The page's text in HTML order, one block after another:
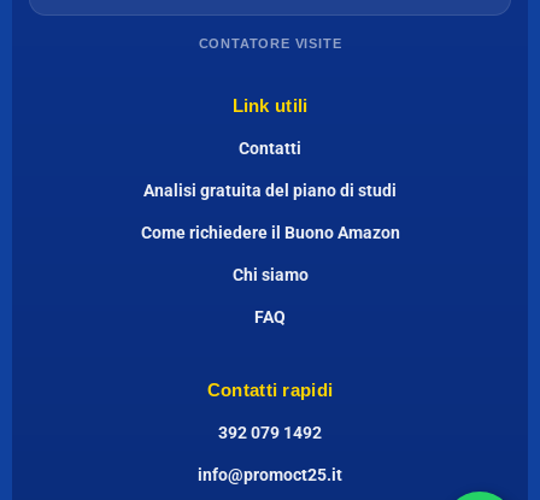
CONTATORE VISITE
Link utili
Contatti
Analisi gratuita del piano di studi
Come richiedere il Buono Amazon
Chi siamo
FAQ
Contatti rapidi
392 079 1492
info@promoct25.it